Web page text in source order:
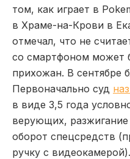
том, как играет в
в Храме-на-Крови в
отмечал, что не
со смартфоном может
прихожан. В сентябре
Первоначально суд
в виде 3,5 года
верующих,
оборот спецсредств
ручку с видеокамерой).